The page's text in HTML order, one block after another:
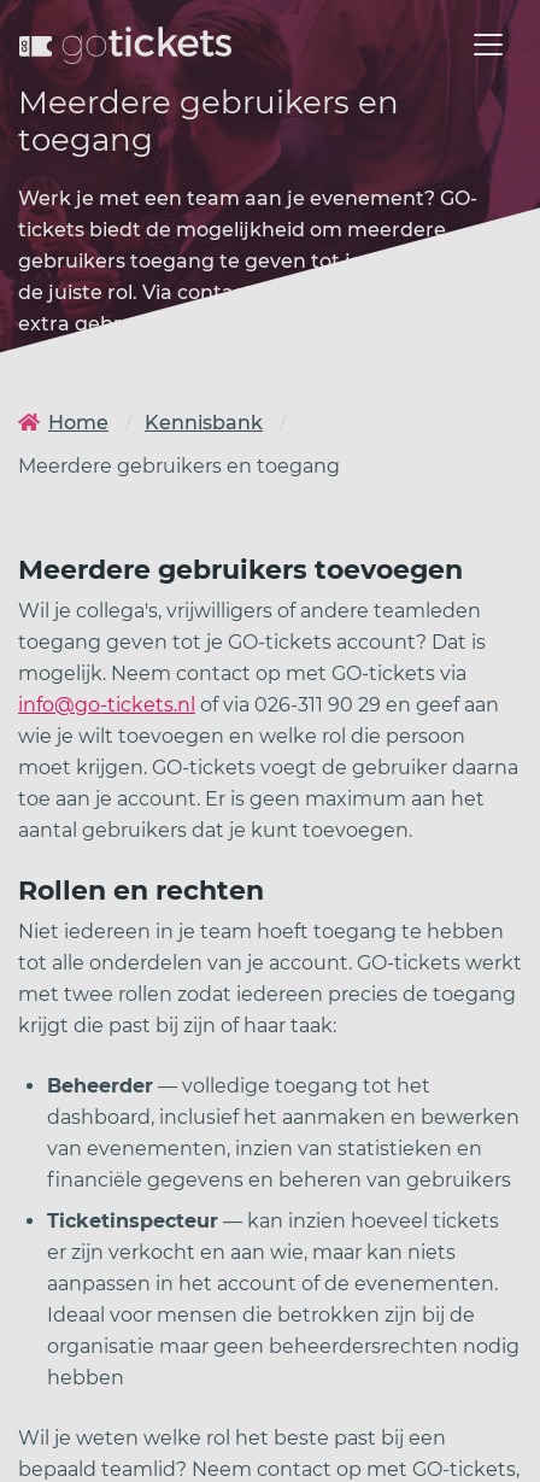
Meerdere gebruikers en
toegang
Werk je met een team aan je evenement? GO-
tickets biedt de mogelijkheid om meerdere
gebruikers toegang te geven tot je account met
de juiste rol. Via contact met GO-tickets worden
extra gebruikers toegevoegd.
Home
Kennisbank
Meerdere gebruikers en toegang
Meerdere gebruikers toevoegen
Wil je collega's, vrijwilligers of andere teamleden
toegang geven tot je GO-tickets account? Dat is
mogelijk. Neem contact op met GO-tickets via
info@go-tickets.nl of via 026-311 90 29 en geef aan
wie je wilt toevoegen en welke rol die persoon
moet krijgen. GO-tickets voegt de gebruiker daarna
toe aan je account. Er is geen maximum aan het
aantal gebruikers dat je kunt toevoegen.
Rollen en rechten
Niet iedereen in je team hoeft toegang te hebben
tot alle onderdelen van je account. GO-tickets werkt
met twee rollen zodat iedereen precies de toegang
krijgt die past bij zijn of haar taak:
Beheerder — volledige toegang tot het
dashboard, inclusief het aanmaken en bewerken
van evenementen, inzien van statistieken en
financiële gegevens en beheren van gebruikers
Ticketinspecteur — kan inzien hoeveel tickets
er zijn verkocht en aan wie, maar kan niets
aanpassen in het account of de evenementen.
Ideaal voor mensen die betrokken zijn bij de
organisatie maar geen beheerdersrechten nodig
hebben
Wil je weten welke rol het beste past bij een
bepaald teamlid? Neem contact op met GO-tickets,